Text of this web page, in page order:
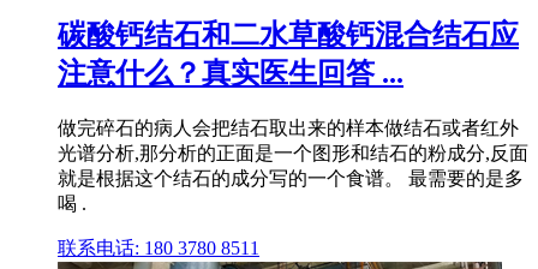
碳酸钙结石和二水草酸钙混合结石应
注意什么？真实医生回答 ...
做完碎石的病人会把结石取出来的样本做结石或者红外
光谱分析,那分析的正面是一个图形和结石的粉成分,反面
就是根据这个结石的成分写的一个食谱。 最需要的是多
喝 .
联系电话: 180 3780 8511